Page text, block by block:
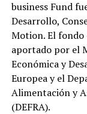
business Fund
Desarrollo,
Motion. El
aportado por el
Económica y
Europea y el
Alimentación y
(DEFRA).